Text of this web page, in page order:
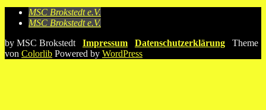
MSC Brokstedt e.V.
MSC Brokstedt e.V.
by MSC Brokstedt Impressum Datenschutzerklärung Theme
von Colorlib Powered by WordPress